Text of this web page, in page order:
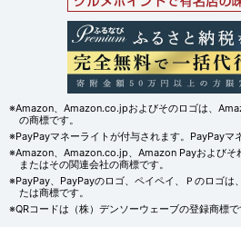
※Amazon、Amazon.co.jpおよびそのロゴは、
の商標です。
※PayPayマネーライトが付与されます。PayPayマ
※Amazon、Amazon.co.jp、Amazon Payおよびそ
またはその関連会社の商標です。
※PayPay、PayPayのロゴ、ペイペイ、Ｐのロゴは
たは商標です。
※QRコードは（株）デンソーウェーブの登録商標で